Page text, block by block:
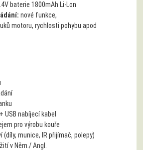
baterie 1800mAh Li-Lon
nové funkce,
motoru, rychlosti pohybu apod
USB nabíjecí kabel
pro výrobu kouře
(díly, munice, IR přijímač, polepy)
v Něm./ Angl.